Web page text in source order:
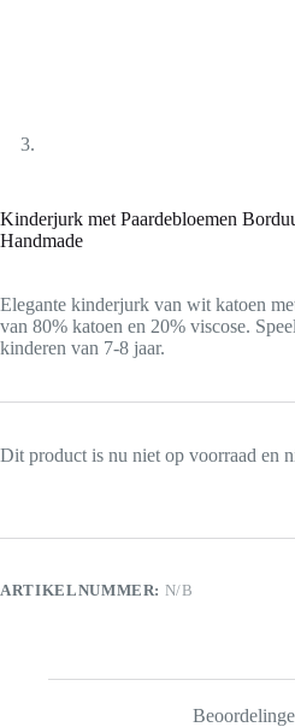
Kinderjurk met Paardebloemen
Handmade
Elegante kinderjurk van wit katoen
van 80% katoen en 20% viscose.
kinderen van 7-8 jaar.
Dit product is nu niet op voorraad en
ARTIKELNUMMER: N/B